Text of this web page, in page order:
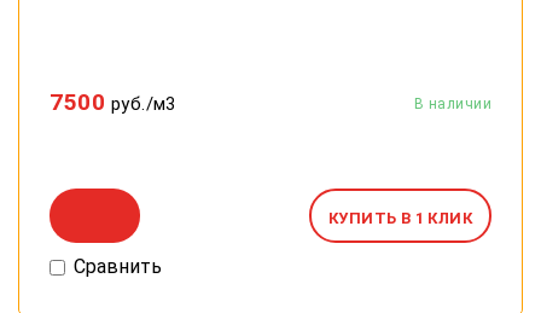
7500 руб./м3
КУПИТЬ В 1 КЛИК
Сравнить